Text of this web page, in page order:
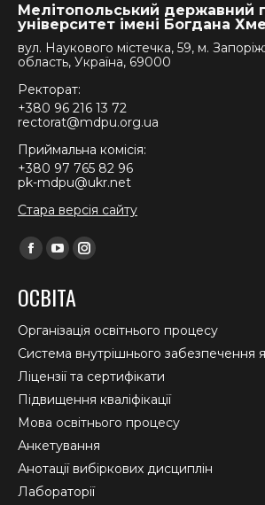
Мелітопольський державний
університет імені Богдана
вул. Наукового містечка, 59, м.
область, Україна, 69000
Ректорат:
+380 96 216 13 72
rectorat@mdpu.org.ua
Приймальна комісія:
+380 97 765 82 96
pk-mdpu@ukr.net
Стара версія сайту
Find us on:
Facebook
opens
in
new
window
YouTube
opens
in
new
window
Instagram
in
new
window
ОСВІТА
Організація освітнього процесу
Система внутрішнього забезпечення
Ліцензії та сертифікати
Підвищення кваліфікації
Мова освітнього процесу
Анкетування
Анотації вибіркових дисциплін
Лабораторії